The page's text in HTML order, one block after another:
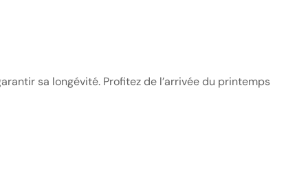
sa longévité. Profitez de l’arrivée du printemps